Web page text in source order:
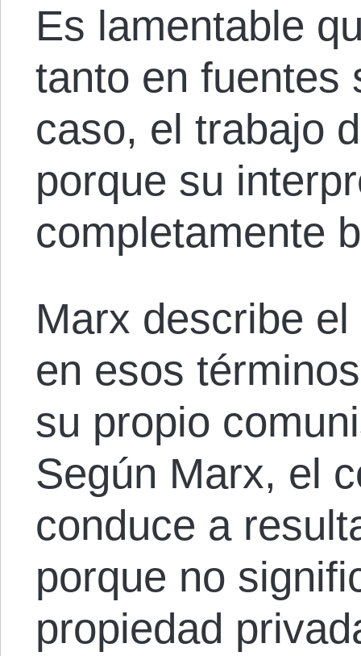
Es lamentable
tanto en fuentes
caso, el trabajo
porque su
completamente
Marx describe
en esos
su propio
Según Marx, el
conduce a
porque no
propiedad